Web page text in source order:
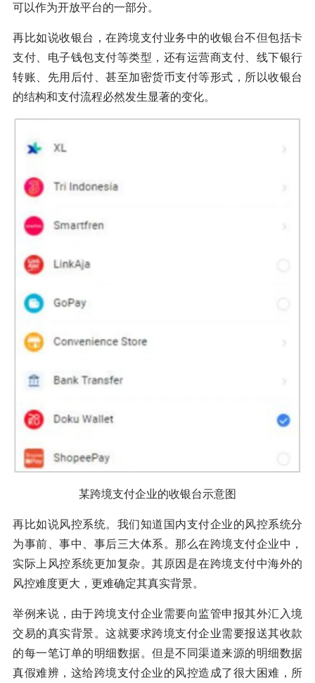
可以作为开放平台的一部分。
再比如说收银台，在跨境支付业务中的收银台不但包括卡
支付、电子钱包支付等类型，还有运营商支付、线下银行
转账、先用后付、甚至加密货币支付等形式，所以收银台
的结构和支付流程必然发生显著的变化。
某跨境支付企业的收银台示意图
再比如说风控系统。我们知道国内支付企业的风控系统分
为事前、事中、事后三大体系。那么在跨境支付企业中，
实际上风控系统更加复杂。其原因是在跨境支付中海外的
风控难度更大，更难确定其真实背景。
举例来说，由于跨境支付企业需要向监管申报其外汇入境
交易的真实背景。这就要求跨境支付企业需要报送其收款
的每一笔订单的明细数据。但是不同渠道来源的明细数据
真假难辨，这给跨境支付企业的风控造成了很大困难，所